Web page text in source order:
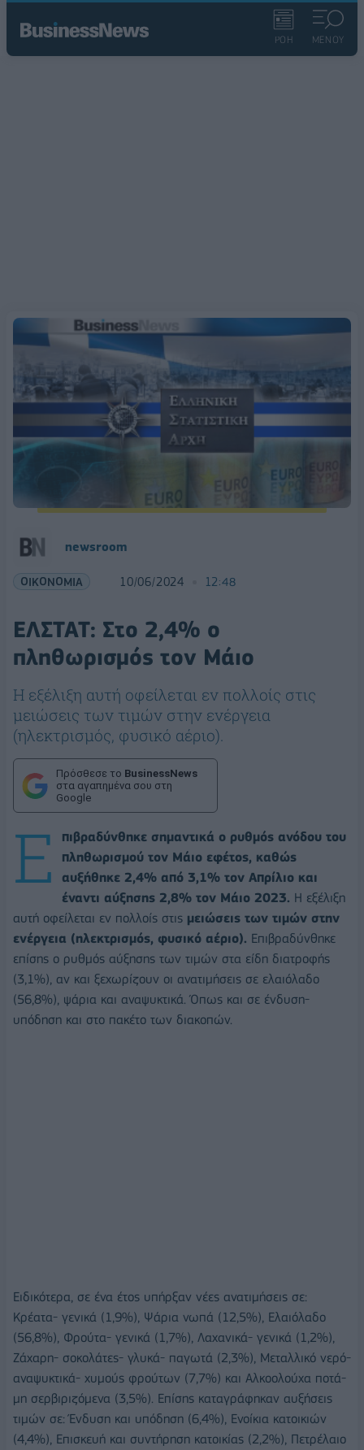
ΡΟΗ ΜΕΝΟΥ
newsroom
ΟΙΚΟΝΟΜΙΑ 10/06/2024 12:48
ΕΛΣΤΑΤ: Στο 2,4% ο
πληθωρισμός τον Μάιο
Η εξέλιξη αυτή οφείλεται εν πολλοίς στις
μειώσεις των τιμών στην ενέργεια
(ηλεκτρισμός, φυσικό αέριο).
Πρόσθεσε το BusinessNews
στα αγαπημένα σου στη
Google
Ε
πιβραδύνθηκε σημαντικά ο ρυθμός ανόδου του
πληθωρισμού τον Μάιο εφέτος, καθώς
αυξήθηκε 2,4% από 3,1% τον Απρίλιο και
έναντι αύξησης 2,8% τον Μάιο 2023. Η εξέλιξη
αυτή οφείλεται εν πολλοίς στις μειώσεις των τιμών στην
ενέργεια (ηλεκτρισμός, φυσικό αέριο). Επιβραδύνθηκε
επίσης ο ρυθμός αύξησης των τιμών στα είδη διατροφής
(3,1%), αν και ξεχωρίζουν οι ανατιμήσεις σε ελαιόλαδο
(56,8%), ψάρια και αναψυκτικά. Όπως και σε ένδυση-
υπόδηση και στο πακέτο των διακοπών.
Ειδικότερα, σε ένα έτος υπήρξαν νέες ανατιμήσεις σε:
Κρέατα- γενικά (1,9%), Ψάρια νωπά (12,5%), Ελαιόλαδο
(56,8%), Φρούτα- γενικά (1,7%), Λαχανικά- γενικά (1,2%),
Ζάχαρη- σοκολάτες- γλυκά- παγωτά (2,3%), Μεταλλικό νερό-
αναψυκτικά- χυμούς φρούτων (7,7%) και Αλκοολούχα ποτά-
μη σερβιριζόμενα (3,5%). Επίσης καταγράφηκαν αυξήσεις
τιμών σε: Ένδυση και υπόδηση (6,4%), Ενοίκια κατοικιών
(4,4%), Επισκευή και συντήρηση κατοικίας (2,2%), Πετρέλαιο